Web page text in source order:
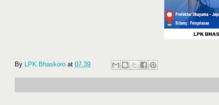
By LPK Bhaskoro at 07.39